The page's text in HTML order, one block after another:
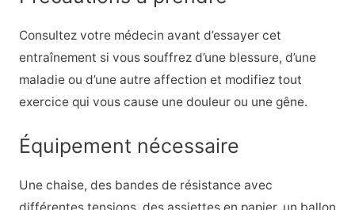
Consultez votre médecin avant d’essayer cet
entraînement si vous souffrez d’une blessure, d’une
maladie ou d’une autre affection et modifiez tout
exercice qui vous cause une douleur ou une gêne.
Équipement nécessaire
Une chaise, des bandes de résistance avec